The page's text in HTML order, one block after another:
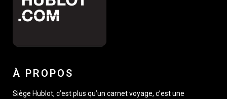
À PROPOS
Siège Hublot, c’est plus qu’un carnet voyage, c’est une